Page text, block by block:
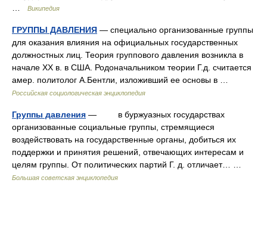
Википедия
ГРУППЫ ДАВЛЕНИЯ — специально организованные группы
для оказания влияния на официальных государственных
должностных лиц. Теория группового давления возникла в
начале XX в. в США. Родоначальником теории Г.д. считается
амер. политолог А.Бентли, изложивший ее основы в …
Российская социологическая энциклопедия
Группы давления — в буржуазных государствах
организованные социальные группы, стремящиеся
воздействовать на государственные органы, добиться их
поддержки и принятия решений, отвечающих интересам и
целям группы. От политических партий Г. д. отличает… …
Большая советская энциклопедия